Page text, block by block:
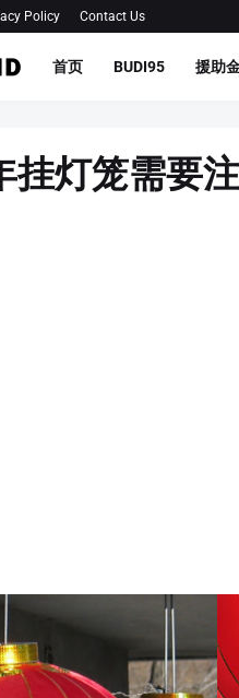
Policy Contact Us
首页 BUDI95 援助
挂灯笼需要